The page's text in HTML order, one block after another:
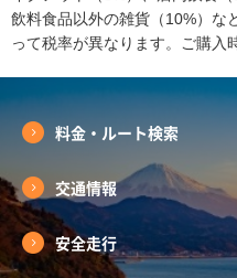
飲料食品以外の雑貨（10%）な
って税率が異なります。ご購入
料金・ルート検索
交通情報
安全走行